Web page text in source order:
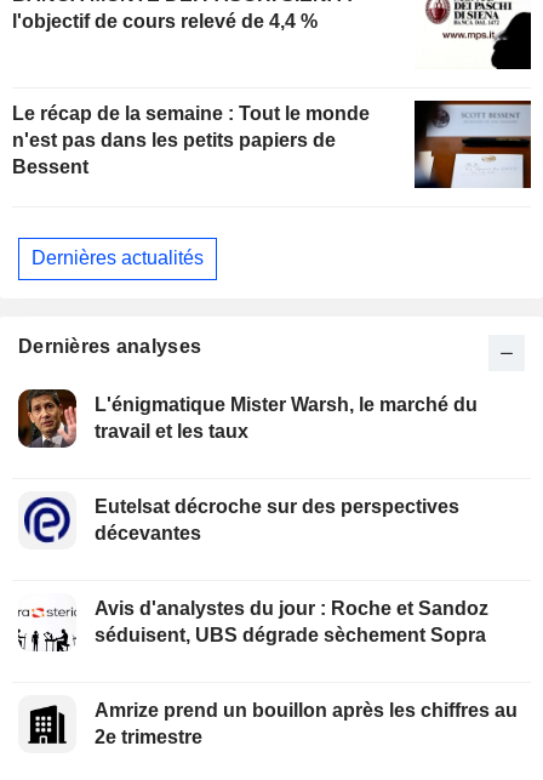
l'objectif de cours relevé de 4,4 %
Le récap de la semaine : Tout le monde
n'est pas dans les petits papiers de
Bessent
Dernières actualités
Dernières analyses
L'énigmatique Mister Warsh, le marché du
travail et les taux
Eutelsat décroche sur des perspectives
décevantes
Avis d'analystes du jour : Roche et Sandoz
séduisent, UBS dégrade sèchement Sopra
Amrize prend un bouillon après les chiffres au
2e trimestre